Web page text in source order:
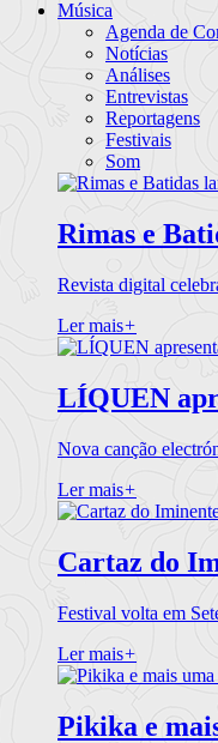
Música
Agenda de
Notícias
Análises
Entrevistas
Reportagens
Festivais
Som
Rimas e
Revista digital
Ler mais+
LÍQUEN
Nova canção
Ler mais+
Cartaz do
Festival volta em
Ler mais+
Pikika e